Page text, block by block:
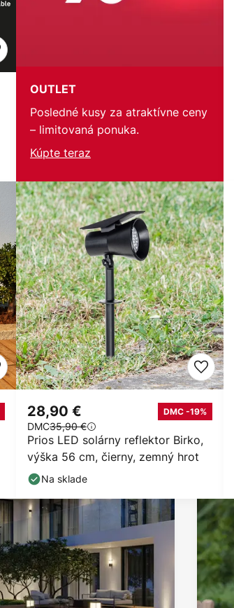
OUTLET
Posledné kusy za atraktívne ceny
– limitovaná ponuka.
Kúpte teraz
Prios LED solárny reflektor Birko,
výška 56 cm, čierny, zemný hrot
28,90 € DMC -19%
DMC35,90 €
Na sklade